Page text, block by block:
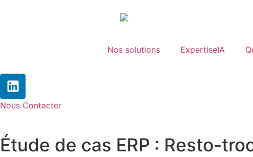
Nos solutions ExpertiseIA
Nous Contacter
Étude de cas ERP : Resto-